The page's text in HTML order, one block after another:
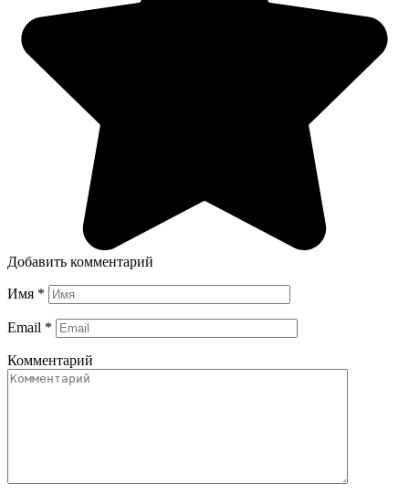
Добавить комментарий
Имя *
Email *
Комментарий